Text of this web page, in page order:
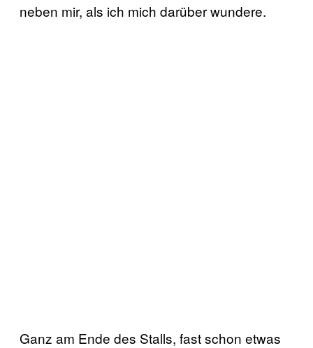
neben mir, als ich mich darüber wundere.
Ganz am Ende des Stalls, fast schon etwas